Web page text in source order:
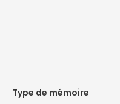
Type de mémoire